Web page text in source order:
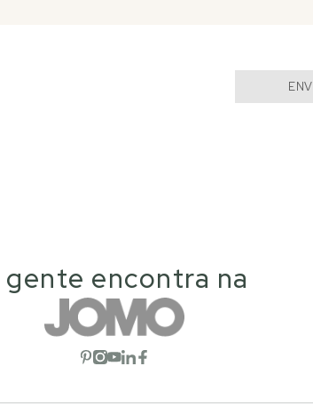
gente encontra na
Abrir red social
Abrir red social
Abrir red social
Abrir red social
Abrir red social